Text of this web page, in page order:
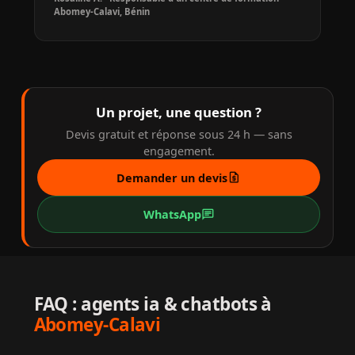
Abomey-Calavi, Bénin
Un projet, une question ?
Devis gratuit et réponse sous 24 h — sans
engagement.
Demander un devisrequest_quote
WhatsAppchat
FAQ : agents ia & chatbots à
Abomey-Calavi